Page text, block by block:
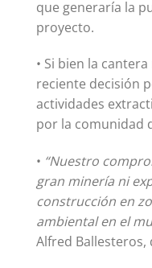
que generaría la
proyecto.
• Si bien la
reciente decisión
actividades
por la comunidad
• “Nuestro
gran minería ni
construcción en
ambiental en el
Alfred Ballesteros,